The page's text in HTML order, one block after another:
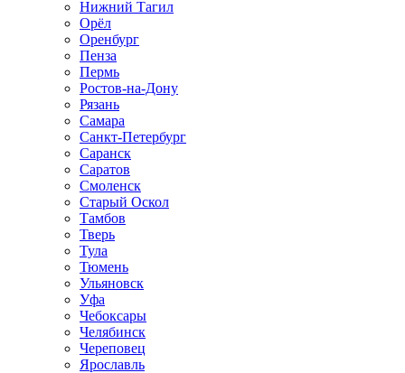
Нижний Тагил
Орёл
Оренбург
Пенза
Пермь
Ростов‑на‑Дону
Рязань
Самара
Санкт‑Петербург
Саранск
Саратов
Смоленск
Старый Оскол
Тамбов
Тверь
Тула
Тюмень
Ульяновск
Уфа
Чебоксары
Челябинск
Череповец
Ярославль